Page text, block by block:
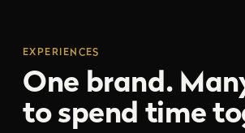
EXPERIENCES
One brand.
to spend time